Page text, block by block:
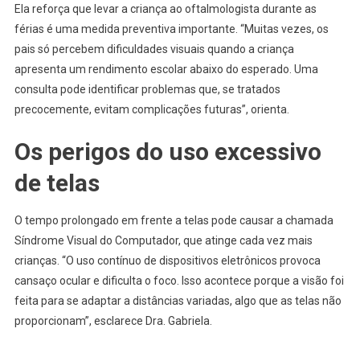
Ela reforça que levar a criança ao oftalmologista durante as
férias é uma medida preventiva importante. “Muitas vezes, os
pais só percebem dificuldades visuais quando a criança
apresenta um rendimento escolar abaixo do esperado. Uma
consulta pode identificar problemas que, se tratados
precocemente, evitam complicações futuras”, orienta.
Os perigos do uso excessivo
de telas
O tempo prolongado em frente a telas pode causar a chamada
Síndrome Visual do Computador, que atinge cada vez mais
crianças. “O uso contínuo de dispositivos eletrônicos provoca
cansaço ocular e dificulta o foco. Isso acontece porque a visão foi
feita para se adaptar a distâncias variadas, algo que as telas não
proporcionam”, esclarece Dra. Gabriela.